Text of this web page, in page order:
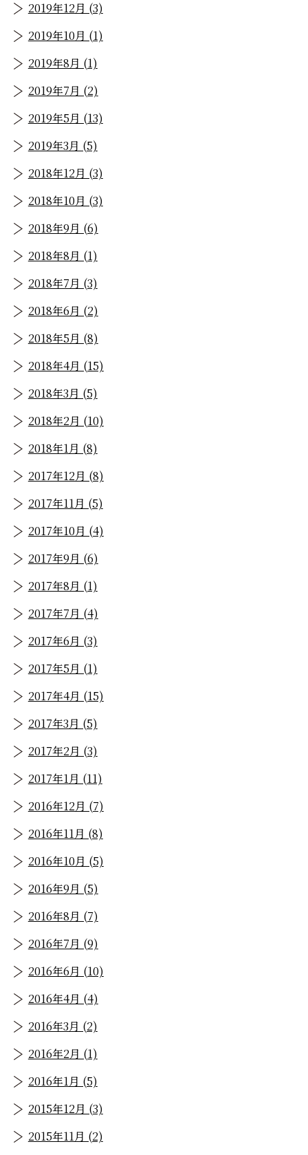
2019年12月 (3)
2019年10月 (1)
2019年8月 (1)
2019年7月 (2)
2019年5月 (13)
2019年3月 (5)
2018年12月 (3)
2018年10月 (3)
2018年9月 (6)
2018年8月 (1)
2018年7月 (3)
2018年6月 (2)
2018年5月 (8)
2018年4月 (15)
2018年3月 (5)
2018年2月 (10)
2018年1月 (8)
2017年12月 (8)
2017年11月 (5)
2017年10月 (4)
2017年9月 (6)
2017年8月 (1)
2017年7月 (4)
2017年6月 (3)
2017年5月 (1)
2017年4月 (15)
2017年3月 (5)
2017年2月 (3)
2017年1月 (11)
2016年12月 (7)
2016年11月 (8)
2016年10月 (5)
2016年9月 (5)
2016年8月 (7)
2016年7月 (9)
2016年6月 (10)
2016年4月 (4)
2016年3月 (2)
2016年2月 (1)
2016年1月 (5)
2015年12月 (3)
2015年11月 (2)